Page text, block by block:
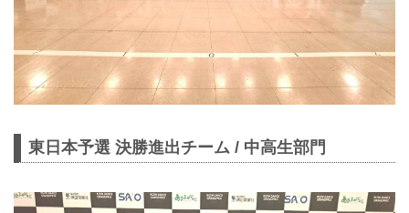
東日本予選 決勝進出チーム / 中高生部門